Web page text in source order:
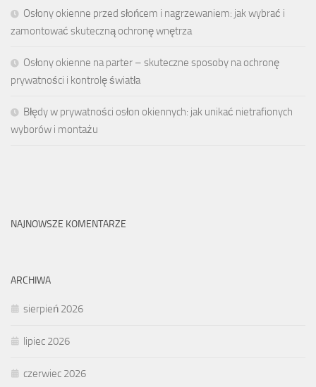
Osłony okienne przed słońcem i nagrzewaniem: jak wybrać i
zamontować skuteczną ochronę wnętrza
Osłony okienne na parter – skuteczne sposoby na ochronę
prywatności i kontrolę światła
Błędy w prywatności osłon okiennych: jak unikać nietrafionych
wyborów i montażu
NAJNOWSZE KOMENTARZE
ARCHIWA
sierpień 2026
lipiec 2026
czerwiec 2026